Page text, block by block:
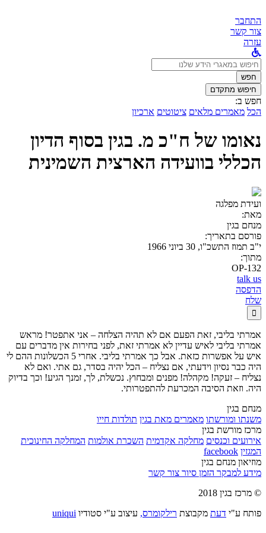
התחבר
צור קשר
עזרה
לחפש
ב:חפש
חיפוש מתקדם
חפש ב:
הכל מאמרים מלאים ציטוטים ארכיון
נאומו של ח"כ מ. בגין בסוף הדיון
הכללי בוועידה הארצית השמינית
ועידת מפלגה
מאת:
מנחם בגין
פורסם בתאריך:
י"ב תמוז התשכ"ו, 30 ביוני 1966
מתוך:
OP-132
talk us
הדפסה
שלח

אמרתי בליבי, זאת הפעם אם לא תהיה הצלחה – אני אתפטר! מראש
אמרתי בליבי לאיש עדיין לא אמרתי זאת, לפני בחירות אין מדברים עם
איש על אפשרות כזאת. אבל כך אמרתי בליבי. אחרי 5 הכשלונות ההם לי
היה כבר נסיון וידעתי, אם נצליח – הכל יהיה בסדר, גם אתי. ואם לא
נצליח – זעקה! מקהלה! מפנים ומבחוץ. נכשלת, לך, זמנך הגיע! וכך בדיוק
היה. וזאת הסיבה המכרעת להתפטרותי.
מנחם בגין
משנתו ומורשתו מאמרים מאת בגין תולדות חייו
מרכז מורשת בגין
אירועים וכנסים מחלקה אקדמית השכרת אולמות המחלקה החינוכית
המגזין facebook
מוזיאון מנחם בגין
מידע למבקר הזמן סיור צור קשר
© מרכז בגין 2018
פותח ע"י דעת מקבוצת רילקומרס, עיצוב ע"י סטודיו uniqui